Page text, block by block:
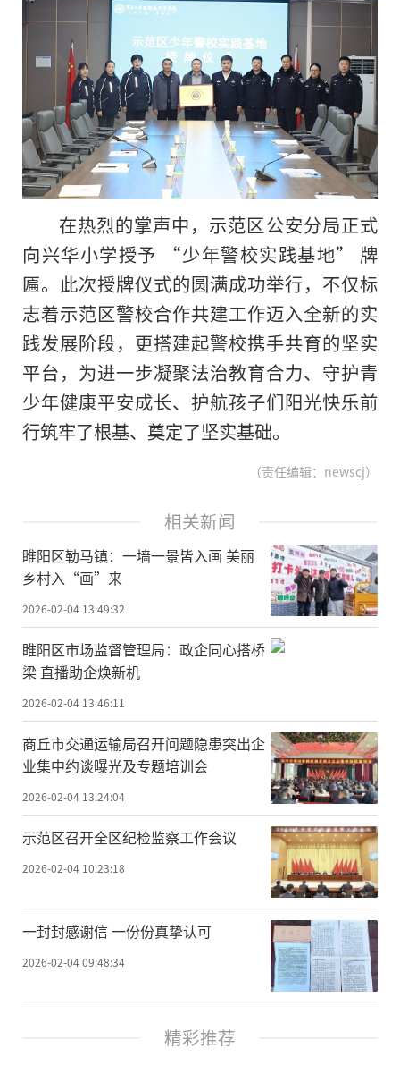
在热烈的掌声中，示范区公安分局正式
向兴华小学授予 “少年警校实践基地” 牌
匾。此次授牌仪式的圆满成功举行，不仅标
志着示范区警校合作共建工作迈入全新的实
践发展阶段，更搭建起警校携手共育的坚实
平台，为进一步凝聚法治教育合力、守护青
少年健康平安成长、护航孩子们阳光快乐前
行筑牢了根基、奠定了坚实基础。
（责任编辑：newscj）
相关新闻
睢阳区勒马镇：一墙一景皆入画 美丽
乡村入“画”来
2026-02-04 13:49:32
睢阳区市场监督管理局：政企同心搭桥
梁 直播助企焕新机
2026-02-04 13:46:11
商丘市交通运输局召开问题隐患突出企
业集中约谈曝光及专题培训会
2026-02-04 13:24:04
示范区召开全区纪检监察工作会议
2026-02-04 10:23:18
一封封感谢信 一份份真挚认可
2026-02-04 09:48:34
精彩推荐